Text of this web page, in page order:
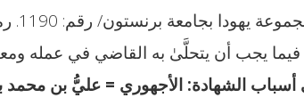
يهودا بجامعة برنستون/ رقم: 1190. رمز الحفظ: 817.
يجب أن يتحلَّىٰ به القاضي في عمله
الأجهوري = عليُّ بن محمد بن عبد